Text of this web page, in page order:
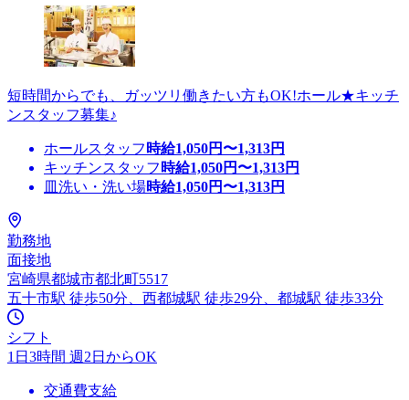
短時間からでも、ガッツリ働きたい方もOK!ホール★キッチ
ンスタッフ募集♪
ホールスタッフ 時給1,050円〜1,313円
キッチンスタッフ 時給1,050円〜1,313円
皿洗い・洗い場時給1,050円〜1,313円
勤務地
面接地
宮崎県都城市都北町5517
五十市駅 徒歩50分、西都城駅 徒歩29分、都城駅 徒歩33分
シフト
1日3時間 週2日からOK
交通費支給